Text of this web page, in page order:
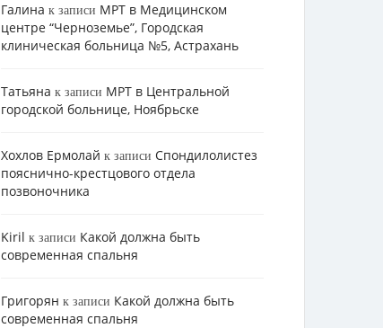
Галина к записи МРТ в Медицинском
центре “Черноземье”, Городская
клиническая больница №5, Астрахань
Татьяна к записи МРТ в Центральной
городской больнице, Ноябрьске
Хохлов Ермолай к записи Cпондилолистез
пояснично-крестцового отдела
позвоночника
Kiril к записи Какой должна быть
современная спальня
Григорян к записи Какой должна быть
современная спальня